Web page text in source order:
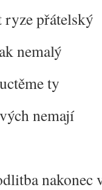
ryze přátelský
nemalý
ty
nemají
nakonec